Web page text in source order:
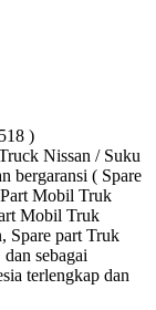
)
Nissan / Suku
bergaransi ( Spare
Mobil Truk
Mobil Truk
Spare part Truk
sebagai
terlengkap dan